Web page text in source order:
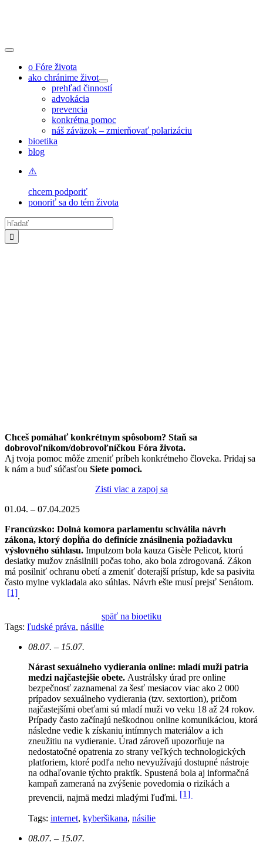
Toggle
Navigationo Fóre života
ako chránime život
prehľad činností
advokácia
prevencia
konkrétna pomoc
náš záväzok – zmierňovať polarizáciu
bioetika
blog
chcem podporiť
ponoriť sa do tém života
Hľadať:
Chceš pomáhať konkrétnym spôsobom? Staň sa
dobrovoľníkom/dobrovoľníčkou Fóra života.
Aj tvoja pomoc môže zmeniť príbeh konkrétneho človeka. Pridaj sa
k nám a buď súčasťou Siete pomoci.
Zisti viac a zapoj sa
01.04. – 07.04.2025
Francúzsko: Dolná komora parlamentu schválila návrh
zákona, ktorý dopĺňa do definície znásilnenia požiadavku
výslovného súhlasu. Impulzom bola kauza Gisèle Pelicot, ktorú
desiatky mužov znásilnili počas toho, ako bola zdrogovaná. Zákon
má posilniť ochranu obetí a zmeniť doterajší prístup, kde sa pasivita
často mylne vykladala ako súhlas. Návrh ešte musí prejsť Senátom.
[1].
späť na bioetiku
Tags: ľudské práva, násilie
08.07. – 15.07.
Nárast sexuálneho vydierania online: mladí muži patria
medzi najčastejšie obete. Austrálsky úrad pre online
bezpečnosť zaznamenal za šesť mesiacov viac ako 2 000
prípadov sexuálneho vydierania (tzv. sextortion), pričom
najčastejšími obeťami sú mladí muži vo veku 18 až 24 rokov.
Prípady často začínajú neškodnou online komunikáciou, ktorá
následne vedie k získaniu intímnych materiálov a ich
zneužitiu na vydieranie. Úrad zároveň upozorňuje na
nedostatočné opatrenia zo strany veľkých technologických
platforiem, ktoré podľa neho nevyužívajú dostupné nástroje
na odhaľovanie týchto praktík. Spustená bola aj informačná
kampaň zameraná na zvýšenie povedomia o rizikách a
prevencii, najmä medzi mladými ľuďmi. [1]
Tags: internet, kyberšikana, násilie
08.07. – 15.07.